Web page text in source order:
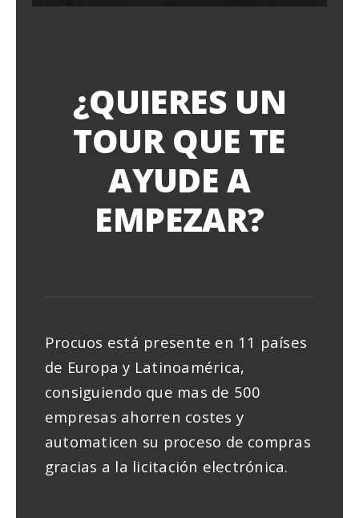
¿QUIERES UN
TOUR QUE TE
AYUDE A
EMPEZAR?
Procuos está presente en 11 países
de Europa y Latinoamérica,
consiguiendo que mas de 500
empresas ahorren costes y
automaticen su proceso de compras
gracias a la licitación electrónica.